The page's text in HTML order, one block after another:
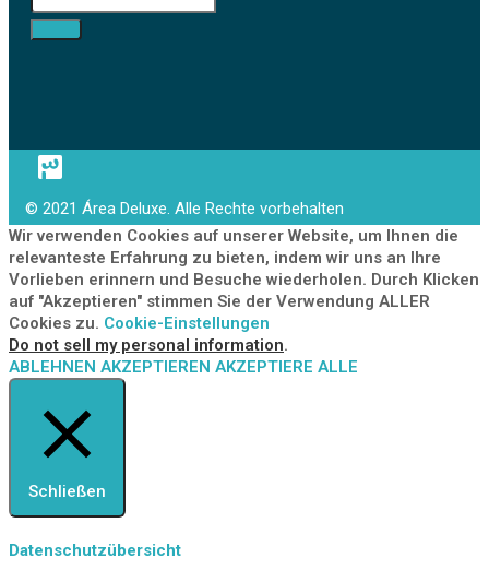
© 2021 Área Deluxe. Alle Rechte vorbehalten
Wir verwenden Cookies auf unserer Website, um Ihnen die
relevanteste Erfahrung zu bieten, indem wir uns an Ihre
Vorlieben erinnern und Besuche wiederholen. Durch Klicken
auf "Akzeptieren" stimmen Sie der Verwendung ALLER
Cookies zu. Cookie-Einstellungen
Do not sell my personal information.
ABLEHNEN AKZEPTIEREN AKZEPTIERE ALLE
Schließen
Datenschutzübersicht